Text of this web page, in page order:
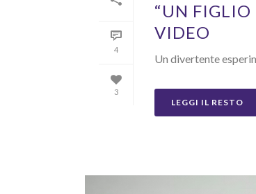
4
3
“UN FIGLIO
VIDEO
Un divertente
LEGGI IL RESTO